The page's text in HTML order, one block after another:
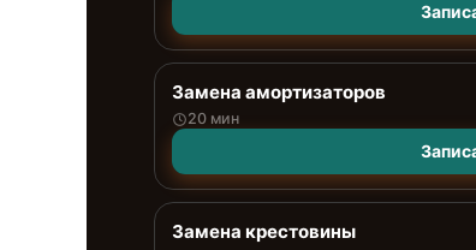
Замена амортизаторов
20 мин
Замена крестовины